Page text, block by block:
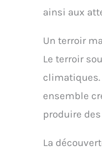
ainsi aux
Un terroir
Le terroir
climatiques.
ensemble
produire
La